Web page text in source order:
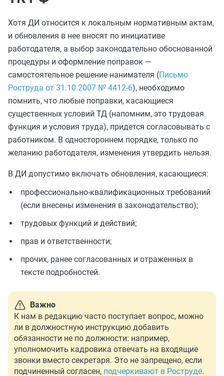
Хотя ДИ относится к локальным нормативным актам,
и обновления в нее вносят по инициативе
работодателя, а выбор законодательно обоснованной
процедуры и оформление поправок —
самостоятельное решение нанимателя (Письмо
Роструда от 31.10.2007 № 4412-6), необходимо
помнить, что любые поправки, касающиеся
существенных условий ТД (напомним, это трудовая
функция и условия труда), придется согласовывать с
работником. В одностороннем порядке, только по
желанию работодателя, изменения утвердить нельзя.
В ДИ допустимо включать обновления, касающиеся:
профессионально-квалификационных требований
(если внесены изменения в законодательство);
трудовых функций и действий;
прав и ответственности;
прочих, ранее согласованных и отраженных в
тексте подробностей.
Важно
К нам в редакцию часто поступает вопрос, можно
ли в должностную инструкцию добавить
обязанности не по должности: например,
уполномочить кадровика отвечать на входящие
звонки вместо секретаря. Это не запрещено, если
подчиненный согласен, подчеркивают в Роструде.